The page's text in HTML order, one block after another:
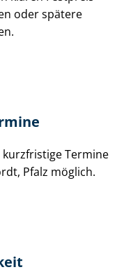
oder spätere
kurzfristige Termine
Pfalz möglich.